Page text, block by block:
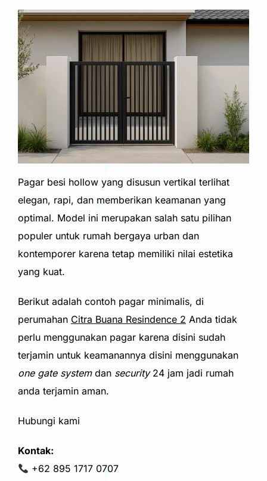
Pagar besi hollow yang disusun vertikal terlihat
elegan, rapi, dan memberikan keamanan yang
optimal. Model ini merupakan salah satu pilihan
populer untuk rumah bergaya urban dan
kontemporer karena tetap memiliki nilai estetika
yang kuat.
Berikut adalah contoh pagar minimalis, di
perumahan Citra Buana Resindence 2 Anda tidak
perlu menggunakan pagar karena disini sudah
terjamin untuk keamanannya disini menggunakan
one gate systemdan security24 jam jadi rumah
anda terjamin aman.
Hubungi kami
Kontak:
+62 895 1717 0707